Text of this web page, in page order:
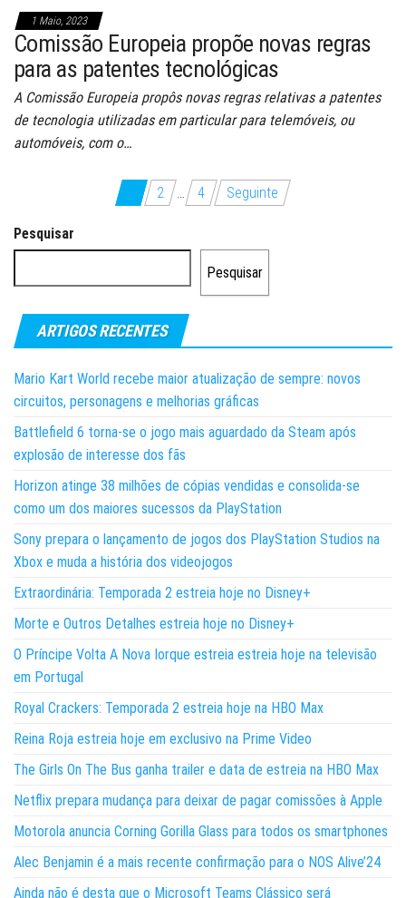
1 Maio, 2023
Comissão Europeia propõe novas regras
para as patentes tecnológicas
A Comissão Europeia propôs novas regras relativas a patentes
de tecnologia utilizadas em particular para telemóveis, ou
automóveis, com o…
Paginação
dos
conteúdos
1 2 … 4 Seguinte
Pesquisar
Pesquisar
ARTIGOS RECENTES
Mario Kart World recebe maior atualização de sempre: novos
circuitos, personagens e melhorias gráficas
Battlefield 6 torna-se o jogo mais aguardado da Steam após
explosão de interesse dos fãs
Horizon atinge 38 milhões de cópias vendidas e consolida-se
como um dos maiores sucessos da PlayStation
Sony prepara o lançamento de jogos dos PlayStation Studios na
Xbox e muda a história dos videojogos
Extraordinária: Temporada 2 estreia hoje no Disney+
Morte e Outros Detalhes estreia hoje no Disney+
O Príncipe Volta A Nova Iorque estreia estreia hoje na televisão
em Portugal
Royal Crackers: Temporada 2 estreia hoje na HBO Max
Reina Roja estreia hoje em exclusivo na Prime Video
The Girls On The Bus ganha trailer e data de estreia na HBO Max
Netflix prepara mudança para deixar de pagar comissões à Apple
Motorola anuncia Corning Gorilla Glass para todos os smartphones
Alec Benjamin é a mais recente confirmação para o NOS Alive’24
Ainda não é desta que o Microsoft Teams Clássico será